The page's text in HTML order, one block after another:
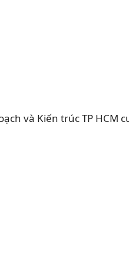
và Kiến trúc TP HCM